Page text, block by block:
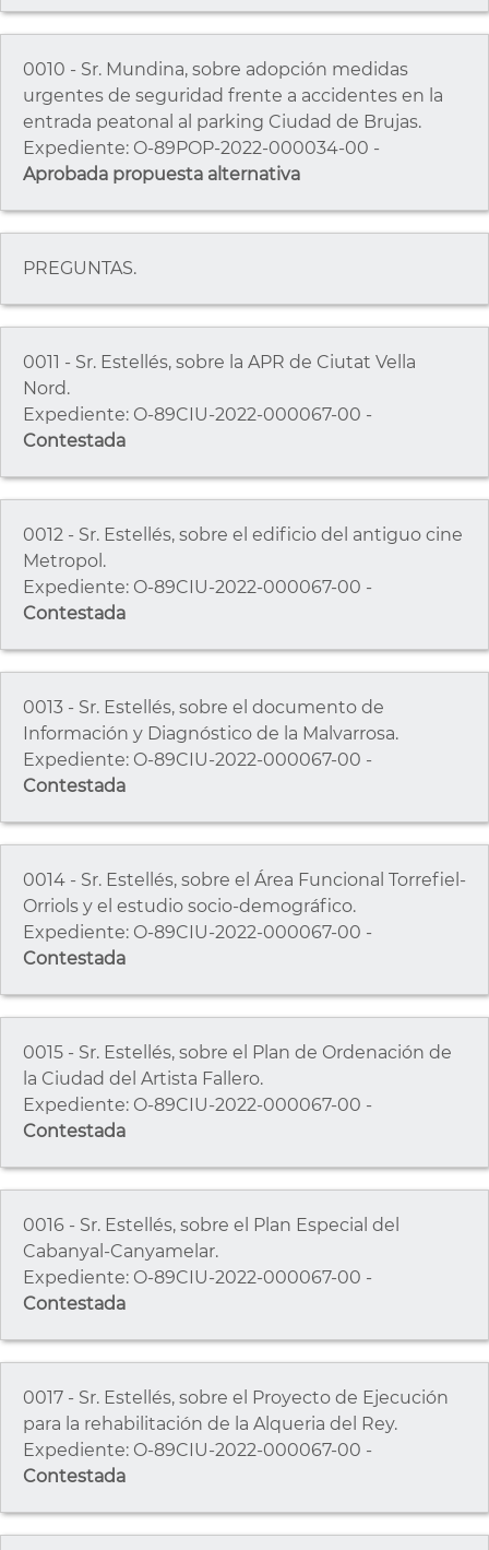
0010 - Sr. Mundina, sobre adopción medidas
urgentes de seguridad frente a accidentes en la
entrada peatonal al parking Ciudad de Brujas.
Expediente: O-89POP-2022-000034-00 -
Aprobada propuesta alternativa
PREGUNTAS.
0011 - Sr. Estellés, sobre la APR de Ciutat Vella
Nord.
Expediente: O-89CIU-2022-000067-00 -
Contestada
0012 - Sr. Estellés, sobre el edificio del antiguo cine
Metropol.
Expediente: O-89CIU-2022-000067-00 -
Contestada
0013 - Sr. Estellés, sobre el documento de
Información y Diagnóstico de la Malvarrosa.
Expediente: O-89CIU-2022-000067-00 -
Contestada
0014 - Sr. Estellés, sobre el Área Funcional Torrefiel-
Orriols y el estudio socio-demográfico.
Expediente: O-89CIU-2022-000067-00 -
Contestada
0015 - Sr. Estellés, sobre el Plan de Ordenación de
la Ciudad del Artista Fallero.
Expediente: O-89CIU-2022-000067-00 -
Contestada
0016 - Sr. Estellés, sobre el Plan Especial del
Cabanyal-Canyamelar.
Expediente: O-89CIU-2022-000067-00 -
Contestada
0017 - Sr. Estellés, sobre el Proyecto de Ejecución
para la rehabilitación de la Alqueria del Rey.
Expediente: O-89CIU-2022-000067-00 -
Contestada